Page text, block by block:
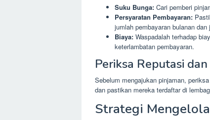
Suku Bunga: Cari pemberi
Persyaratan Pembayaran:
jumlah pembayaran bulanan
Biaya: Waspadalah terhadap
keterlambatan pembayaran.
Periksa Reputasi
Sebelum mengajukan pinjaman,
dan pastikan mereka terdaftar di
Strategi